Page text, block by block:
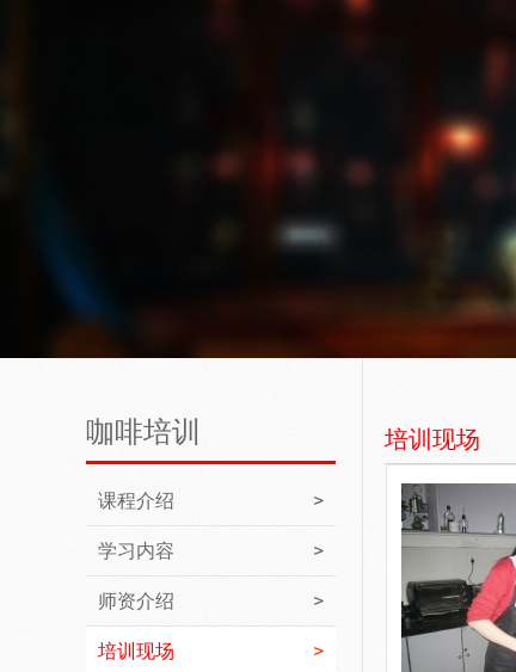
咖啡培训
课程介绍
学习内容
师资介绍
培训现场
培训现场